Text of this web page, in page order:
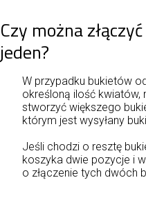
Czy można
jeden?
W przypadku bukietów
określoną ilość kwiatów,
stworzyć większego
którym jest wysyłany
Jeśli chodzi o resztę
koszyka dwie pozycje i
o złączenie tych dwóch